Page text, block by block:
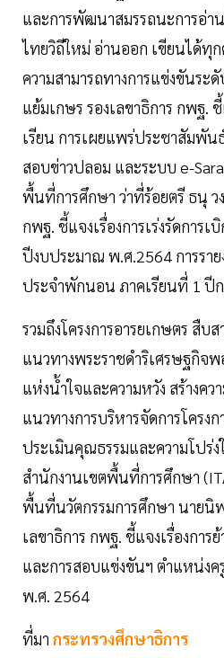
และการพัฒนาสมรรถนะการอ่า
ไทยวิถีใหม่ อ่านออก เขียนได้ทุ
ความสามารถทางการแข่งขันร
แย้มเกษร รองเลขาธิการ กพฐ.
เรียน การเผยแพร่ประชาสัมพัน
สอบข่าวปลอม และระบบ e-
พื้นที่การศึกษา ว่าที่ร้อยตรี ธนุ ว
กพฐ. ชี้แจงเรื่องการเร่งรัดการ
ปีงบประมาณ พ.ศ.2564 การรา
ประจำพักนอน ภาคเรียนที่ 1 ปี
รวมถึงโครงการอารยเกษตร สืบ
แนวทางพระราชดำริเศรษฐกิจ
แห่งน้ำใจและความหวัง สร้างคว
แนวทางการบริหารจัดการโครงก
ประเมินคุณธรรมและความโปร่ง
สำนักงานเขตพื้นที่การศึกษา
พื้นที่นวัตกรรมการศึกษา นายนิ
เลขาธิการ กพฐ. ชี้แจงเรื่องกา
และการสอบแข่งขันฯ ตำแหน่ง
พ.ศ. 2564
ที่มา กระทรวงศึกษาธิการ